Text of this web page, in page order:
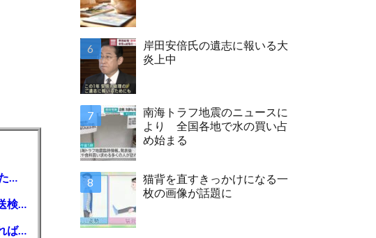
【MLB】「大谷は謙虚ではない」少女が全米生中継で突然の大谷翔平批判 サイン無視された過去明かす
【千葉】「みんなで走れて楽しかった」 バイクでバースデー集団暴走 男女５７人を書類送検 SNSで参加者募る
ガソリン減税、１兆円の財源必要 石破首相・立憲野田氏「財源は死に物狂いで確保しなければならない」「本当に死に物狂いで」
岸田安倍氏の遺志に報いる大
炎上中
南海トラフ地震のニュースに
より 全国各地で水の買い占
め始まる
猫背を直すきっかけになる一
枚の画像が話題に